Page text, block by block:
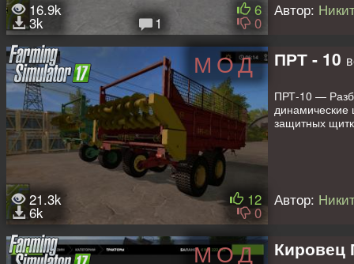
16.9k
3k 1
6
0
Автор:
МОД
21.3k
6k
12
0
ПРТ - 10
ПРТ-10 —
динамические
защитных
Автор:
МОД Кировец